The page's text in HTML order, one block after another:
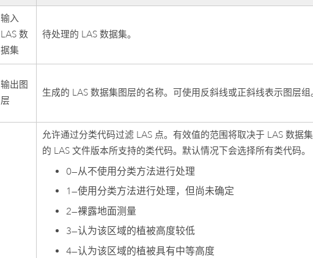
输入
LAS 数
据集
待处理的 LAS 数据集。
输出图
层
生成的 LAS 数据集图层的名称。可使用反斜线或正斜线表示图层组
允许通过分类代码过滤 LAS 点。有效值的范围将取决于 LAS 数据
的 LAS 文件版本所支持的类代码。默认情况下会选择所有类代码。
0—从不使用分类方法进行处理
1—使用分类方法进行处理，但尚未确定
2—裸露地面测量
3—认为该区域的植被高度较低
4—认为该区域的植被具有中等高度